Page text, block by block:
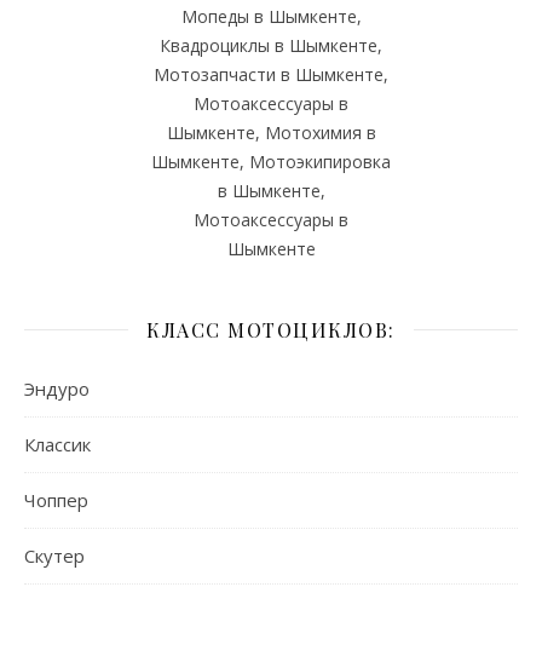
Мопеды в Шымкенте,
Квадроциклы в Шымкенте,
Мотозапчасти в Шымкенте,
Мотоаксессуары в
Шымкенте, Мотохимия в
Шымкенте, Мотоэкипировка
в Шымкенте,
Мотоаксессуары в
Шымкенте
КЛАСС МОТОЦИКЛОВ:
Эндуро
Классик
Чоппер
Скутер